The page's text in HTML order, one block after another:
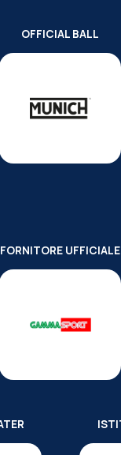
OFFICIAL BALL
FORNITORE UFFICIALE